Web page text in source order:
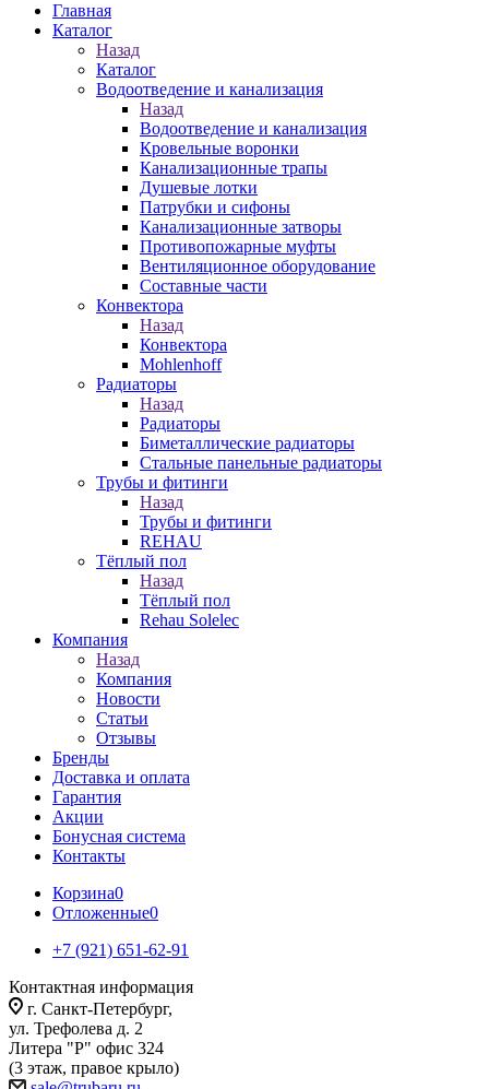
Главная
Каталог
Назад
Каталог
Водоотведение и канализация
Назад
Водоотведение и канализация
Кровельные воронки
Канализационные трапы
Душевые лотки
Патрубки и сифоны
Канализационные затворы
Противопожарные муфты
Вентиляционное оборудование
Составные части
Конвектора
Назад
Конвектора
Mohlenhoff
Радиаторы
Назад
Радиаторы
Биметаллические радиаторы
Стальные панельные радиаторы
Трубы и фитинги
Назад
Трубы и фитинги
REHAU
Тёплый пол
Назад
Тёплый пол
Rehau Solelec
Компания
Назад
Компания
Новости
Статьи
Отзывы
Бренды
Доставка и оплата
Гарантия
Акции
Бонусная система
Контакты
Корзина0
Отложенные0
+7 (921) 651-62-91
Контактная информация
г. Санкт-Петербург,
ул. Трефолева д. 2
Литера "Р" офис 324
(3 этаж, правое крыло)